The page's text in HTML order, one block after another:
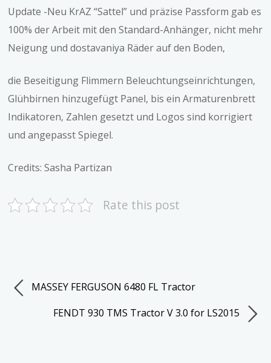
Update -Neu KrAZ “Sattel” und präzise Passform gab es
100% der Arbeit mit den Standard-Anhänger, nicht mehr
Neigung und dostavaniya Räder auf den Boden,
die Beseitigung Flimmern Beleuchtungseinrichtungen,
Glühbirnen hinzugefügt Panel, bis ein Armaturenbrett
Indikatoren, Zahlen gesetzt und Logos sind korrigiert
und angepasst Spiegel.
Credits: Sasha Partizan
Rate this post
MASSEY FERGUSON 6480 FL Tractor
FENDT 930 TMS Tractor V 3.0 for LS2015